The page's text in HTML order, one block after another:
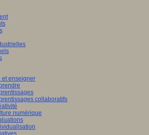
et enseigner
collaboratifs
numérique